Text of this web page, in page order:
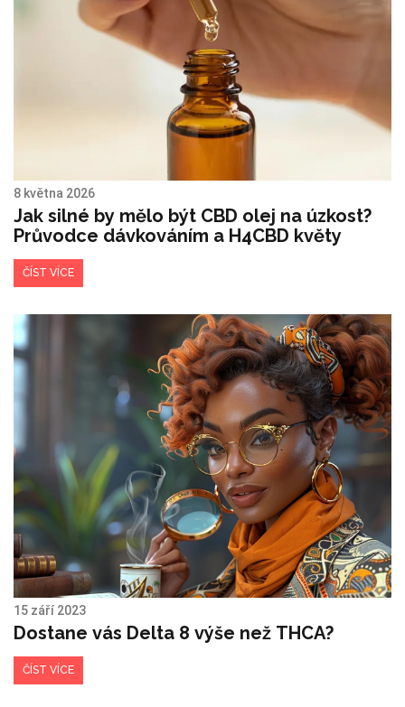
8 května 2026
Jak silné by mělo být CBD olej na úzkost?
Průvodce dávkováním a H4CBD květy
ČÍST VÍCE
15 září 2023
Dostane vás Delta 8 výše než THCA?
ČÍST VÍCE